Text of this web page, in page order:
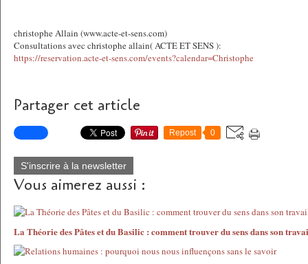
christophe Allain (www.acte-et-sens.com)
Consultations avec christophe allain( ACTE ET SENS ):
https://reservation.acte-et-sens.com/events?calendar=Christophe
Partager cet article
Repost 0
S'inscrire à la newsletter
Vous aimerez aussi :
La Théorie des Pâtes et du Basilic : comment trouver du sens dans son